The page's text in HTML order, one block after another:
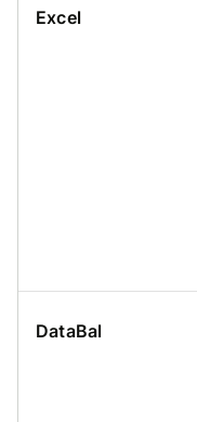
Excel
DataBal